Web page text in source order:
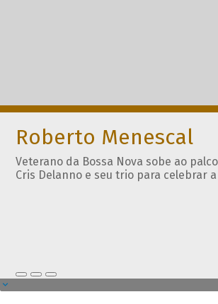
Roberto Menescal
Veterano da Bossa Nova sobe ao
Cris Delanno e seu trio para celebrar a